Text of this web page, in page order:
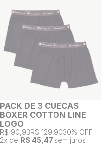
PACK DE 3 CUECAS
BOXER COTTON LINE
LOGO
R$ 90,93R$ 129,9030% OFF
2x de R$ 45,47 sem juros